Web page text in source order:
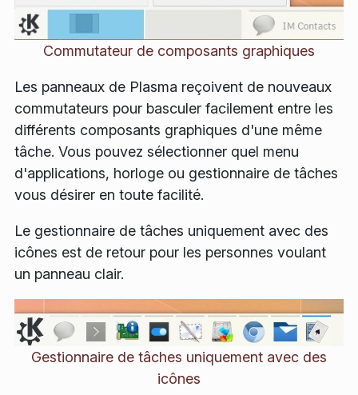
Commutateur de composants graphiques
Les panneaux de Plasma reçoivent de nouveaux
commutateurs pour basculer facilement entre les
différents composants graphiques d'une même
tâche. Vous pouvez sélectionner quel menu
d'applications, horloge ou gestionnaire de tâches
vous désirer en toute facilité.
Le gestionnaire de tâches uniquement avec des
icônes est de retour pour les personnes voulant
un panneau clair.
Gestionnaire de tâches uniquement avec des
icônes